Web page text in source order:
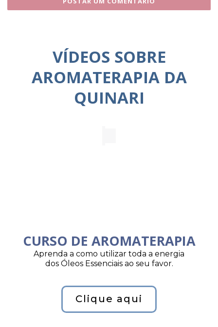
VÍDEOS SOBRE
AROMATERAPIA DA
QUINARI
CURSO DE AROMATERAPIA
Aprenda a como utilizar toda a energia
dos Óleos Essenciais ao seu favor.
Clique aqui